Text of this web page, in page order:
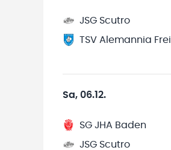
JSG Scutro
TSV Alemannia
Sa, 06.12.
SG JHA Baden
JSG Scutro